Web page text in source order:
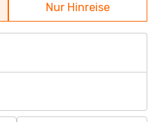
Nur Hinreise